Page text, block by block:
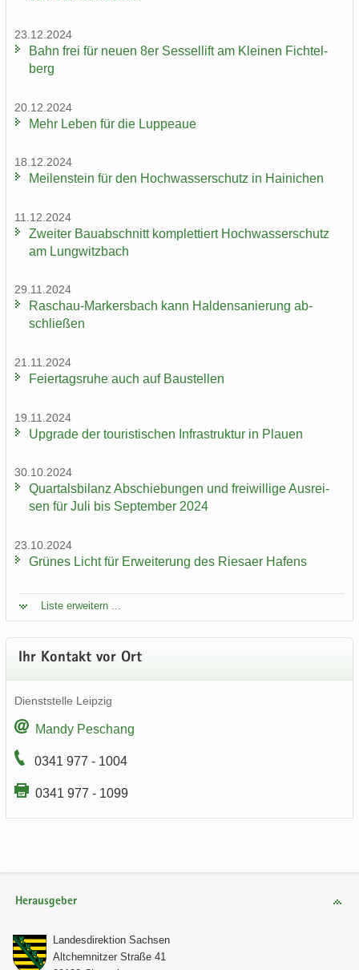
23.12.2024
Bahn frei für neuen 8er Ses­sel­lift am Klei­nen Fich­tel­
berg
20.12.2024
Mehr Leben für die Lup­peaue
18.12.2024
Mei­len­stein für den Hoch­was­ser­schutz in Hai­ni­chen
11.12.2024
Zwei­ter Bau­ab­schnitt kom­plet­tiert Hoch­was­ser­schutz
am Lung­witz­bach
29.11.2024
Raschau-​Markersbach kann Hal­den­sa­nie­rung ab­
schlie­ßen
21.11.2024
Fei­er­tags­ru­he auch auf Bau­stel­len
19.11.2024
Up­grade der tou­ris­ti­schen In­fra­struk­tur in Plau­en
30.10.2024
Quar­tals­bi­lanz Ab­schie­bun­gen und frei­wil­li­ge Aus­rei­
sen für Juli bis Sep­tem­ber 2024
23.10.2024
Grü­nes Licht für Er­wei­te­rung des Rie­sa­er Ha­fens
Liste er­wei­tern ...
Ihr Kon­takt vor Ort
Dienst­stel­le Leip­zig
Mandy Peschang
0341 977 - 1004
0341 977 - 1099
Herausgeber
Lan­des­di­rek­ti­on Sach­sen
Alt­chem­nit­zer Stra­ße 41